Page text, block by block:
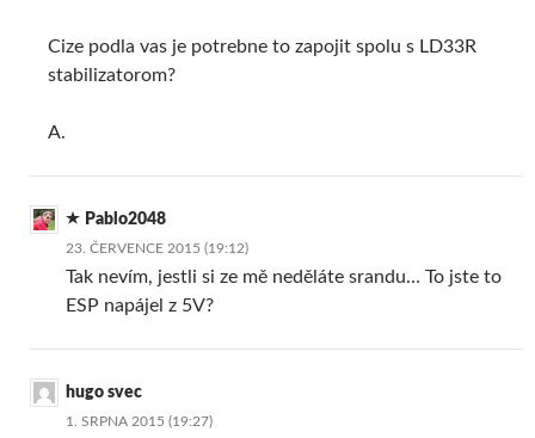
Cize podla vas je potrebne to zapojit spolu s LD33R
stabilizatorom?
A.
Pablo2048
23. ČERVENCE 2015 (19:12)
Tak nevím, jestli si ze mě neděláte srandu… To jste to
ESP napájel z 5V?
hugo svec
1. SRPNA 2015 (19:27)